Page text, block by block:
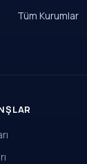
Tüm Kurumlar